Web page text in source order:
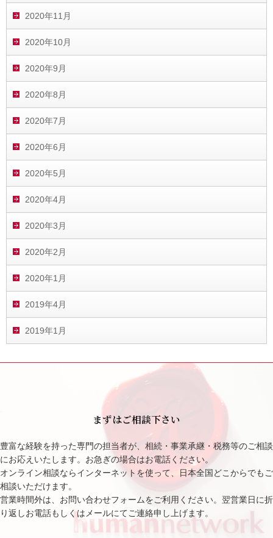
2020年11月
2020年10月
2020年9月
2020年8月
2020年7月
2020年6月
2020年5月
2020年4月
2020年3月
2020年2月
2020年1月
2019年4月
2019年1月
まずはご相談下さい
豊富な経験を持った専門の担当者が、相続・事業承継・税務等のご相談
にお応えいたします。お急ぎの場合はお電話ください。
オンライン相談ならインターネットを使って、日本全国どこからでもご
相談いただけます。
営業時間外は、お問い合わせフォームをご利用ください。翌営業日に折
り返しお電話もしくはメールにてご連絡申し上げます。